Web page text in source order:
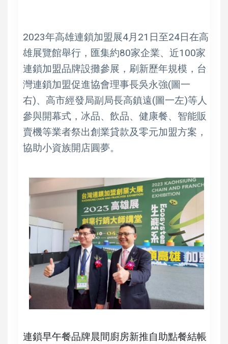
2023年高雄連鎖加盟展4月21日至24日在高
雄展覽館舉行，匯集約80家企業、近100家
連鎖加盟品牌設攤參展，刷新歷年規模，台
灣連鎖加盟促進協會理事長吳永強(圖一
右)、高市經發局副局長高鎮遠(圖一左)等人
參與開幕式，冰品、飲品、健康餐、智能販
賣機等業者祭出創業貸款及零元加盟方案，
協助小資族開店圓夢。
連鎖早午餐品牌晨間廚房新推自助點餐結帳